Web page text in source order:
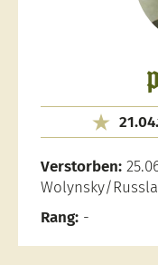
Verstorben:
Wolynsky/
Rang: -